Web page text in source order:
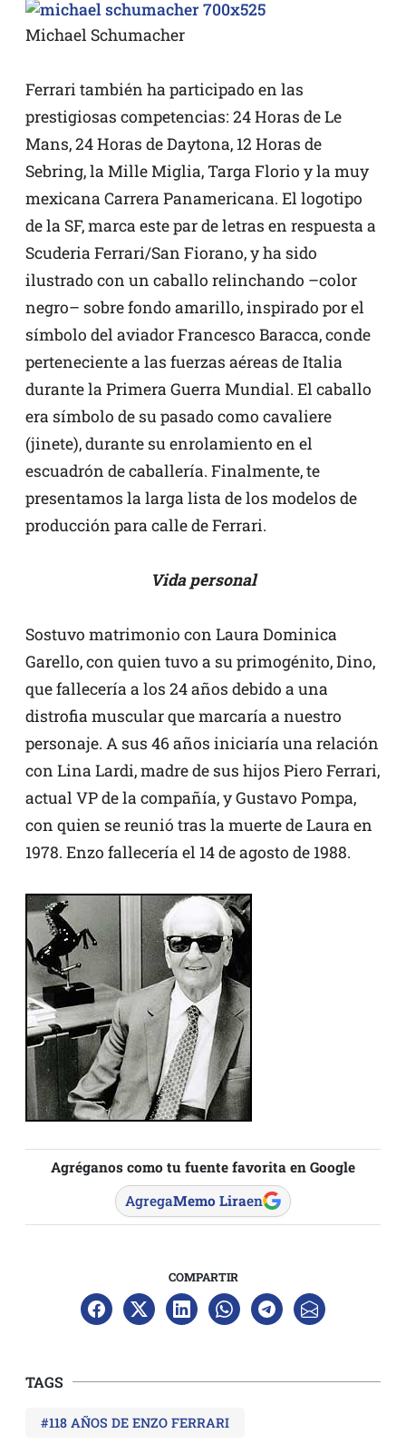
Michael Schumacher
Ferrari también ha participado en las
prestigiosas competencias: 24 Horas de Le
Mans, 24 Horas de Daytona, 12 Horas de
Sebring, la Mille Miglia, Targa Florio y la muy
mexicana Carrera Panamericana. El logotipo
de la SF, marca este par de letras en respuesta a
Scuderia Ferrari/San Fiorano, y ha sido
ilustrado con un caballo relinchando –color
negro– sobre fondo amarillo, inspirado por el
símbolo del aviador Francesco Baracca, conde
perteneciente a las fuerzas aéreas de Italia
durante la Primera Guerra Mundial. El caballo
era símbolo de su pasado como cavaliere
(jinete), durante su enrolamiento en el
escuadrón de caballería. Finalmente, te
presentamos la larga lista de los modelos de
producción para calle de Ferrari.
Vida personal
Sostuvo matrimonio con Laura Dominica
Garello, con quien tuvo a su primogénito, Dino,
que fallecería a los 24 años debido a una
distrofia muscular que marcaría a nuestro
personaje. A sus 46 años iniciaría una relación
con Lina Lardi, madre de sus hijos Piero Ferrari,
actual VP de la compañía, y Gustavo Pompa,
con quien se reunió tras la muerte de Laura en
1978. Enzo fallecería el 14 de agosto de 1988.
Agréganos como tu fuente favorita en Google
AgregaMemo Liraen
COMPARTIR
TAGS
#118 AÑOS DE ENZO FERRARI